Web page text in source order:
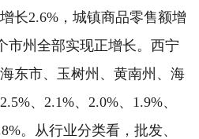
长2.6%，城镇商品零售额增
市州全部实现正增长。西宁
东市、玉树州、黄南州、海
、2.1%、2.0%、1.9%、
。从行业分类看，批发、